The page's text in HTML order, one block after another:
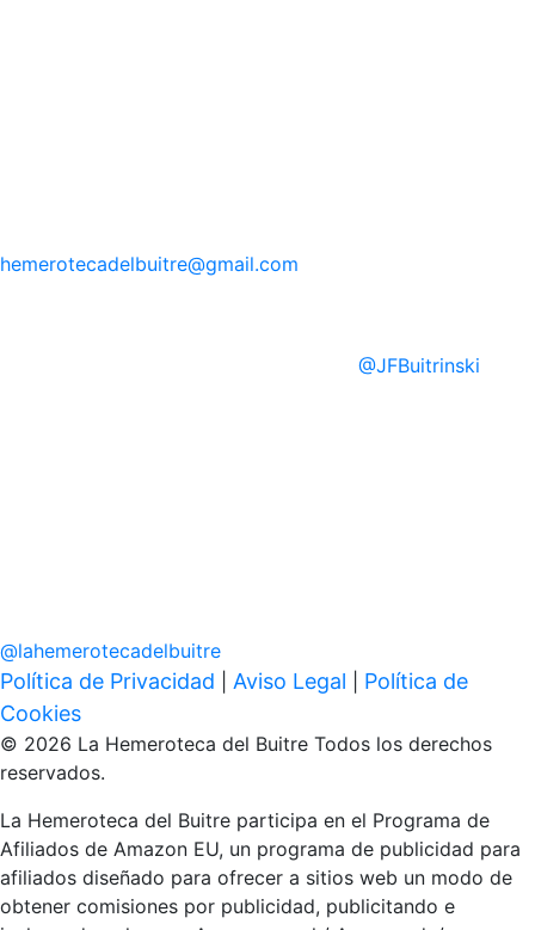
hemerotecadelbuitre@gmail.com
@JFBuitrinski
@lahemerotecadelbuitre
Política de Privacidad Aviso Legal
Política de
Cookies
© 2026 La Hemeroteca del Buitre Todos los derechos
reservados.
La Hemeroteca del Buitre participa en el Programa de
Afiliados de Amazon EU, un programa de publicidad para
afiliados diseñado para ofrecer a sitios web un modo de
obtener comisiones por publicidad, publicitando e